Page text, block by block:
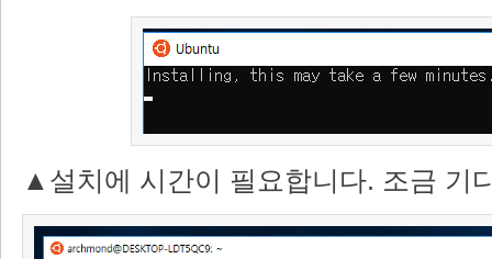
▲설치에 시간이 필요합니다. 조금 기